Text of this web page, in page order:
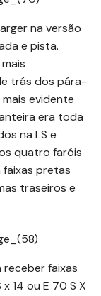
na versão
e pista.
trás dos pára-
evidente
era toda
na LS e
quatro faróis
faixas pretas
traseiros e
faixas
14 ou E 70 S X